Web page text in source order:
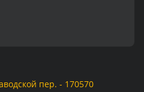
пер. - 170570